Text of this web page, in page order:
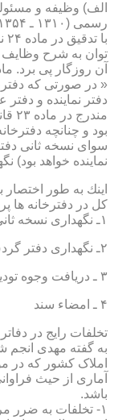
الف) وظیفه و
رسمی (۱۳۱۰ ـ ۱۳۵۴)
توان به شرح وظایف
آن روزگار پی برد. ماده ۲۴ نظامنامه یاد شده مقرر
« در صورتی كه
دفتر نماینده و
بود و چنانچه
سوای نسخه ثانی
نماینده خواهد بود)
اینك به طور
كل در دفترخانه ها
۱ـ نگهداری نسخه ثانی دفتر ثبت اسناد رسمی
۲ـ نگهداری دفتر گردش تمبر
۳ ـ دریافت وجوه تودیعی مراجعان
۴ ـ امضاء سند
تخلفات رایج در
به گفته مهدی انجم
آماری از حیث
باشد.
۱- تخلفات به ضرر